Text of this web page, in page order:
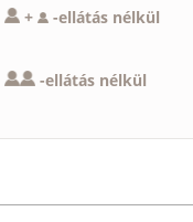
+ -ellátás nélkül
-ellátás nélkül